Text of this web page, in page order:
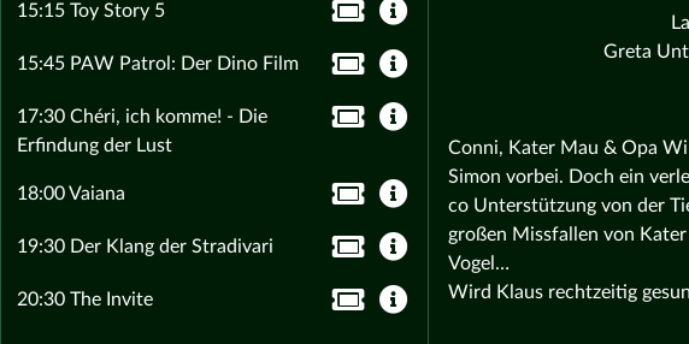
Greta
Conni, Kater Mau & Opa
Simon vorbei. Doch ein
co Unterstützung von der
großen Missfallen von
Vogel…
Wird Klaus rechtzeitig
15:15 Toy Story 5
15:45 PAW Patrol: Der Dino Film
17:30 Chéri, ich komme! - Die
Erfindung der Lust
18:00 Vaiana
19:30 Der Klang der Stradivari
20:30 The Invite